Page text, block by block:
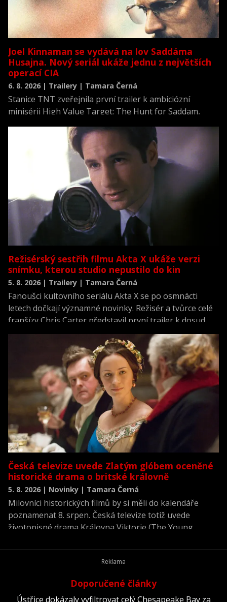
Joel Kinnaman se vydává na lov Saddáma
Husajna. Nový seriál ukáže jednu z největších
operací CIA
6. 8. 2026 | Trailery | Tamara Černá
Stanice TNT zveřejnila první trailer k ambiciózní
minisérii High Value Target: The Hunt for Saddam,
novodobých dějin.
Režisérský sestřih filmu Akta X ukáže verzi
snímku, kterou studio nepustilo do kin
5. 8. 2026 | Trailery | Tamara Černá
Fanoušci kultovního seriálu Akta X se po osmnácti
letech dočkají významné novinky. Režisér a tvůrce celé
franšízy Chris Carter představil první trailer k dosud
neviděné režisérské verzi filmu Akta X: Chci uvěřit.
Česká televize uvede Zlatým glóbem oceněné
historické drama o britské královně
5. 8. 2026 | Novinky | Tamara Černá
Milovníci historických filmů by si měli do kalendáře
poznamenat 8. srpen. Česká televize totiž uvede
životopisné drama Královna Viktorie (The Young
Doporučené články
Ústřice dokázaly vyfiltrovat celý Chesapeake Bay za